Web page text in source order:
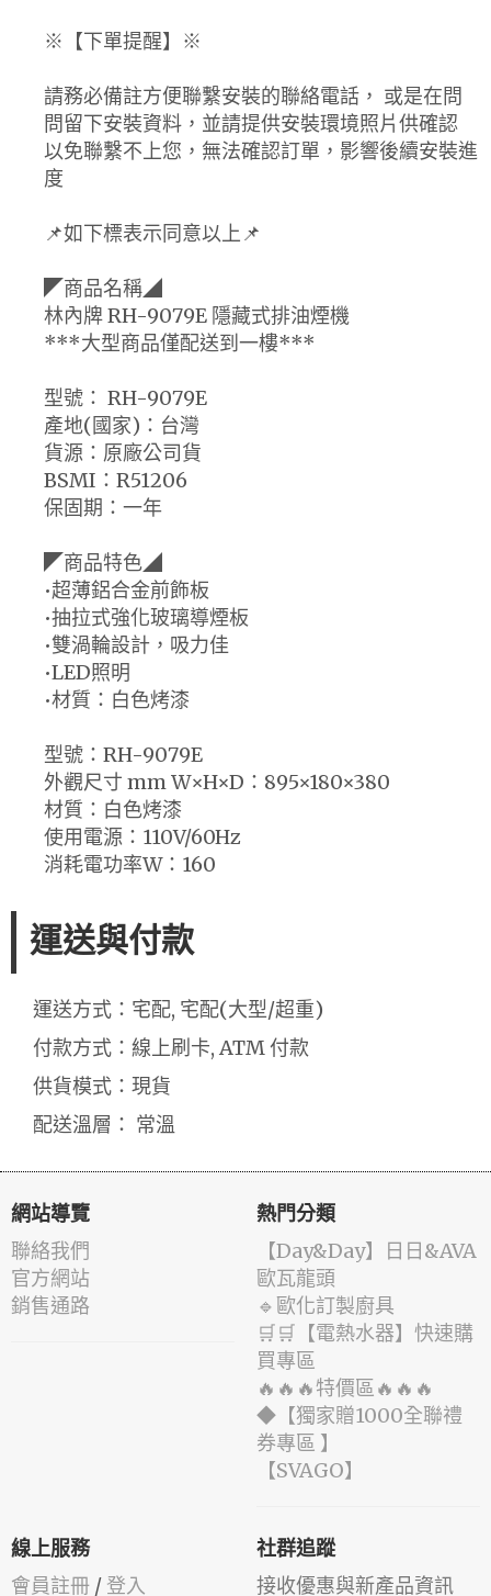
※【下單提醒】※
請務必備註方便聯繫安裝的聯絡電話， 或是在問
問留下安裝資料，並請提供安裝環境照片供確認
以免聯繫不上您，無法確認訂單，影響後續安裝進
度
📌如下標表示同意以上📌
◤商品名稱◢
林內牌 RH-9079E 隱藏式排油煙機
***大型商品僅配送到一樓***
型號： RH-9079E
產地(國家)：台灣
貨源：原廠公司貨
BSMI：R51206
保固期：一年
◤商品特色◢
•超薄鋁合金前飾板
•抽拉式強化玻璃導煙板
•雙渦輪設計，吸力佳
•LED照明
•材質：白色烤漆
型號：RH-9079E
外觀尺寸 mm W×H×D：895×180×380
材質：白色烤漆
使用電源：110V/60Hz
消耗電功率W：160
運送與付款
運送方式：宅配, 宅配(大型/超重)
付款方式：線上刷卡, ATM 付款
供貨模式：現貨
配送溫層： 常溫
網站導覽
聯絡我們
官方網站
銷售通路
熱門分類
️【Day&Day】️日日&AVA
歐瓦龍頭
🔹歐化訂製廚具
🛒🛒【電熱水器】快速購
買專區
🔥🔥🔥特價區🔥🔥🔥
◆【獨家贈1000全聯禮
券專區 】
️【SVAGO】️
線上服務
會員註冊 / 登入
社群追蹤
接收優惠與新產品資訊